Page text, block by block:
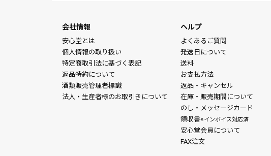
会社情報
安心堂とは
個人情報の取り扱い
特定商取引法に基づく表記
返品特約について
酒類販売管理者標識
法人・生産者様のお取引きについて
ヘルプ
よくあるご質問
発送日について
送料
お支払方法
返品・キャンセル
在庫・販売期間について
のし・メッセージカード
領収書※インボイス対応済
安心堂会員について
FAX注文